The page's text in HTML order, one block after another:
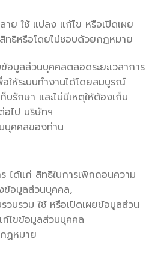
าย ใช้ แปลง แก้ไข หรือเปิดเผย
ทธิหรือโดยไม่ชอบด้วยกฏหมาย
ข้อมูลส่วนบุคคลตลอดระยะเวลาการ
ให้ระบบทำงานได้โดยสมบูรณ์
บรักษา และไม่มีเหตุให้ต้องเก็บ
ไป บริษัทฯ
บุคคลของท่าน
ได้แก่ สิทธิในการเพิกถอนความ
ข้อมูลส่วนบุคคล,
วบรวม ใช้ หรือเปิดเผยข้อมูลส่วน
ก้ไขข้อมูลส่วนบุคคล
ฏหมาย